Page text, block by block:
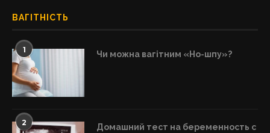
ВАГІТНІСТЬ
1 Чи можна вагітним «Но-шпу»?
2
Домашний тест на беременность с